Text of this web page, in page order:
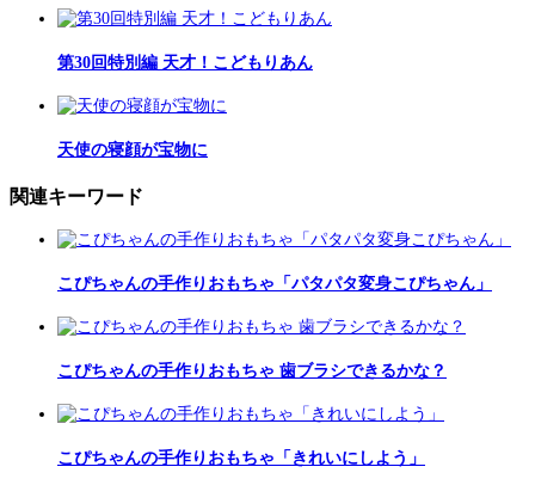
第30回特別編 天才！こどもりあん
天使の寝顔が宝物に
関連キーワード
こぴちゃんの手作りおもちゃ「パタパタ変身こぴちゃん」
こぴちゃんの手作りおもちゃ 歯ブラシできるかな？
こぴちゃんの手作りおもちゃ「きれいにしよう」